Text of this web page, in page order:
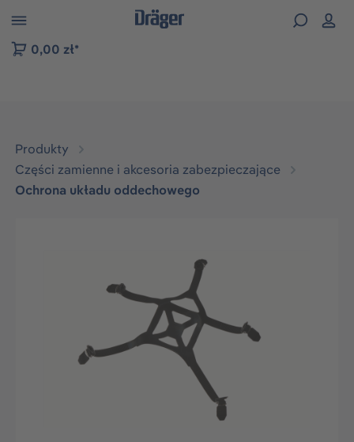
do nawigacji na platformie B2B
0,00 zł*
Produkty
Części zamienne i akcesoria zabezpieczające
Ochrona układu oddechowego